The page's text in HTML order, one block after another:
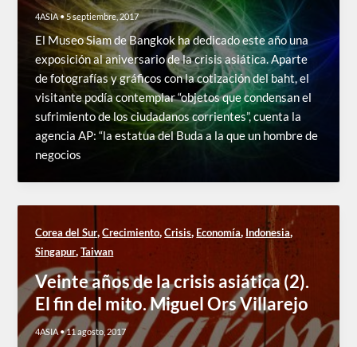
4ASIA• 5 septiembre, 2017
El Museo Siam de Bangkok ha dedicado este año una
exposición al aniversario de la crisis asiática. Aparte
de fotografías y gráficos con la cotización del baht, el
visitante podía contemplar “objetos que condensan el
sufrimiento de los ciudadanos corrientes”, cuenta la
agencia AP: “la estatua del Buda a la que un hombre de
negocios
Corea del Sur,Crecimiento,Crisis, Economía, Indonesia,
Singapur,Taiwan
Veinte años de la crisis asiática (2).
El fin del mito. Miguel Ors Villarejo
4ASIA •11 agosto, 2017